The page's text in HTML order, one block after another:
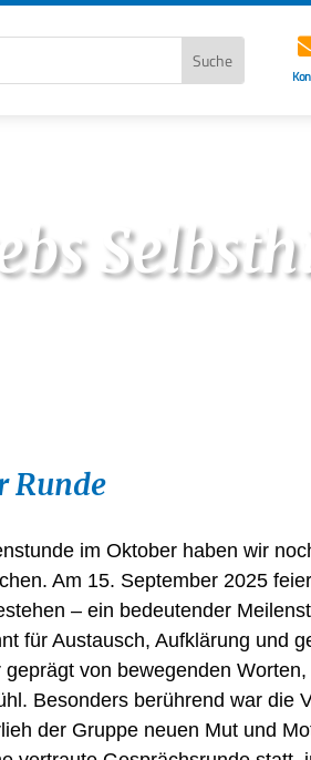
Runde
im Oktober haben wir
Am 15. September 2025
– ein bedeutender
für Austausch, Aufklärung und
von bewegenden
Besonders berührend war die
der Gruppe neuen Mut und